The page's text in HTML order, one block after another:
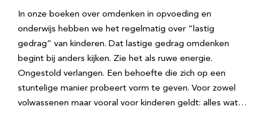
In onze boeken over omdenken in opvoeding en
onderwijs hebben we het regelmatig over “lastig
gedrag” van kinderen. Dat lastige gedrag omdenken
begint bij anders kijken. Zie het als ruwe energie.
Ongestold verlangen. Een behoefte die zich op een
stuntelige manier probeert vorm te geven. Voor zowel
volwassenen maar vooral voor kinderen geldt: alles wat…